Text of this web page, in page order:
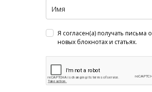
Я согласен(а) получать письма о
новых блокнотах и статьях.